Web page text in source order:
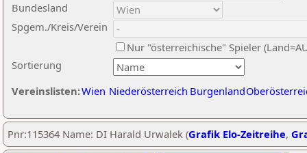
Sortierung
Bundesland
Spgem./Kreis/Verein
Nur "österreichische" Spieler
Vereinslisten:Wien Niederösterreich Burgenland
Pnr:115364 Name: DI Harald Urwalek (Grafik Elo-Zeitreihe,